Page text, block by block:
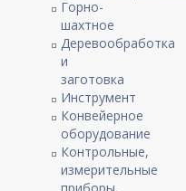
Горно-
шахтное
Деревообработка
и
заготовка
Инструмент
Конвейерное
оборудование
Контрольные,
измерительные